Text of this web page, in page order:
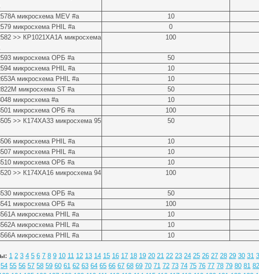
микросхема MEV #a 10
микросхема PHIL #a
0
>> КР1021ХА1А микросхема
100
микросхема ОРБ #a 50
микросхема PHIL #a
10
микросхема PHIL #a
10
микросхема ST #a
50
микросхема #a
10
микросхема ОРБ #a
100
>> К174ХА33 микросхема 95
50
микросхема PHIL #a 10
микросхема PHIL #a
10
микросхема ОРБ #a
10
>> К174ХА16 микросхема 94
100
микросхема ОРБ #a 50
микросхема ОРБ #a
100
микросхема PHIL #a
10
микросхема PHIL #a
10
микросхема PHIL #a
10
1 2 3 4 5 6 7 8 9 10 11 12 13 14 15 16 17 18 19 20 21 22 23 24 25 26 27 28 29 30 31
54 55 56 57 58 59 60 61 62 63 64 65 66 67 68 69 70 71 72 73 74 75 76 77 78 79 80 81 82